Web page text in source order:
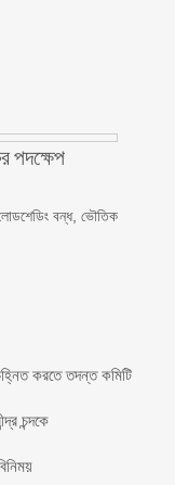
পদক্ষেপ
বন্ধ, ভৌতিক
করতে তদন্ত কমিটি
চন্দকে